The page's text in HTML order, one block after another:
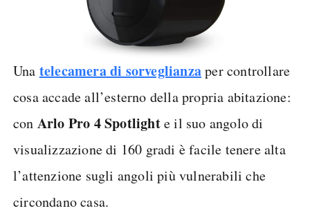
Una telecamera di sorveglianzaper controllare
cosa accade all’esterno della propria abitazione:
con Arlo Pro 4 Spotlighte il suo angolo di
visualizzazione di 160 gradi è facile tenere alta
l’attenzione sugli angoli più vulnerabili che
circondano casa.